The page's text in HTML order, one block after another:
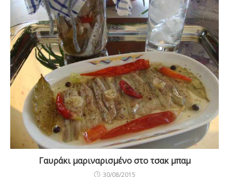
Γαυράκι μαριναρισμένο στο τσακ μπαμ
30/08/2015